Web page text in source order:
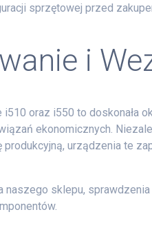
sprzętowej przed
i
i510 oraz i550 to doskonała
ekonomicznych.
produkcyjną, urządzenia te
naszego sklepu,